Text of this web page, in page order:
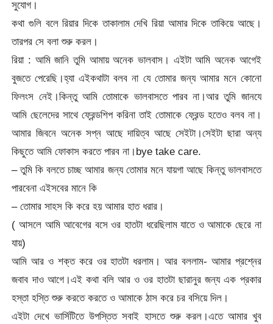
সুযোগ।
কথা গুলি বলে রিয়ার দিকে তাকালাম দেখি রিয়া আমার দিকে তাকিয়ে আছে।
তারপর সে বলা শুরু করল।
রিয়া : আমি জানি তুমি আমায় অনেক ভালবাস। এইটা আমি অনেক আগেই
বুজতে পেরেছি।হ্যা এইকথাটা বলব না যে তোমার জন্য আমার মনে কোনো
ফিলংস নেই।কিন্তু আমি তোমাকে ভালবাসতে পারব না।আর তুমি জানযে
আমি ছেলেদের সাথে ফ্রেন্ডশিপ করিনা তাই তোমাকে ফ্রেন্ড হতেও বলব না।
আমার জিবনে অনেক সপ্ন আছে দায়িত্ব আছে সেইটা।সেইটা ছারা অন্য
কিছুতে আমি ফোকাস করতে পারব না।bye take care.
– তুমি কি বলতে চাচ্ছ আমার জন্য তোমার মনে যায়গা আছে কিন্তু ভালবাসতে
পারবেনা এইসবের মানে কি
– তোমার সাহস কি করে হয় আমার হাত ধরার।
( আসলে আমি আবেগের বসে ওর হাতটা ধরেছিলাম যাতে ও আমাকে ছেরে না
যায়)
আমি আর ও শক্ত করে ওর হাতটা ধরলাম। আর বললাম- আমার প্রশ্নের
জবাব দাও আগে।এই কথা বলি আর ও ওর হাতটা ছারানুর জন্য এক প্রকার
হস্তা হস্তি শুরু করতে করতে ও আমাকে ঠাস করে চর বসিয়ে দিল।
এইটা দেখে ভার্সিটিতে উপস্তিত সবাই হাসতে শুরু করল।এতে আমার খুব